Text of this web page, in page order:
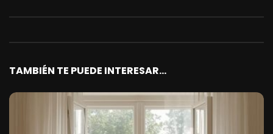
TAMBIÉN TE PUEDE INTERESAR...